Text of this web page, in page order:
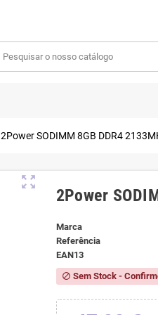
2Power SODIMM 8GB DDR4
zoom_out_map
2Power
Marca
Referência
EAN13
block Sem Stock -